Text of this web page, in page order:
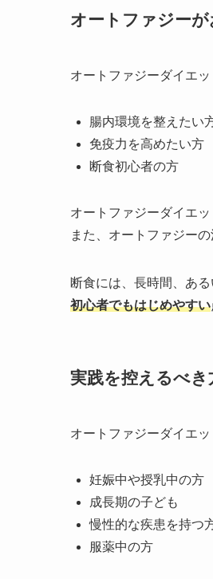
オートファジー
オートファジーダイエ
腸内環境を整えたい
免疫力を高めたい方
断食初心者の方
オートファジーダイエ
また、オートファジー
断食には、長時間、あ
初心者でもはじめやすい
実践を控えるべき
オートファジーダイエ
妊娠中や授乳中の方
成長期の子ども
慢性的な疾患を持つ
服薬中の方